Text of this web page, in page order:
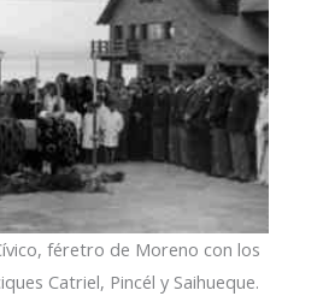
féretro de Moreno con los
Catriel, Pincél y Saihueque.